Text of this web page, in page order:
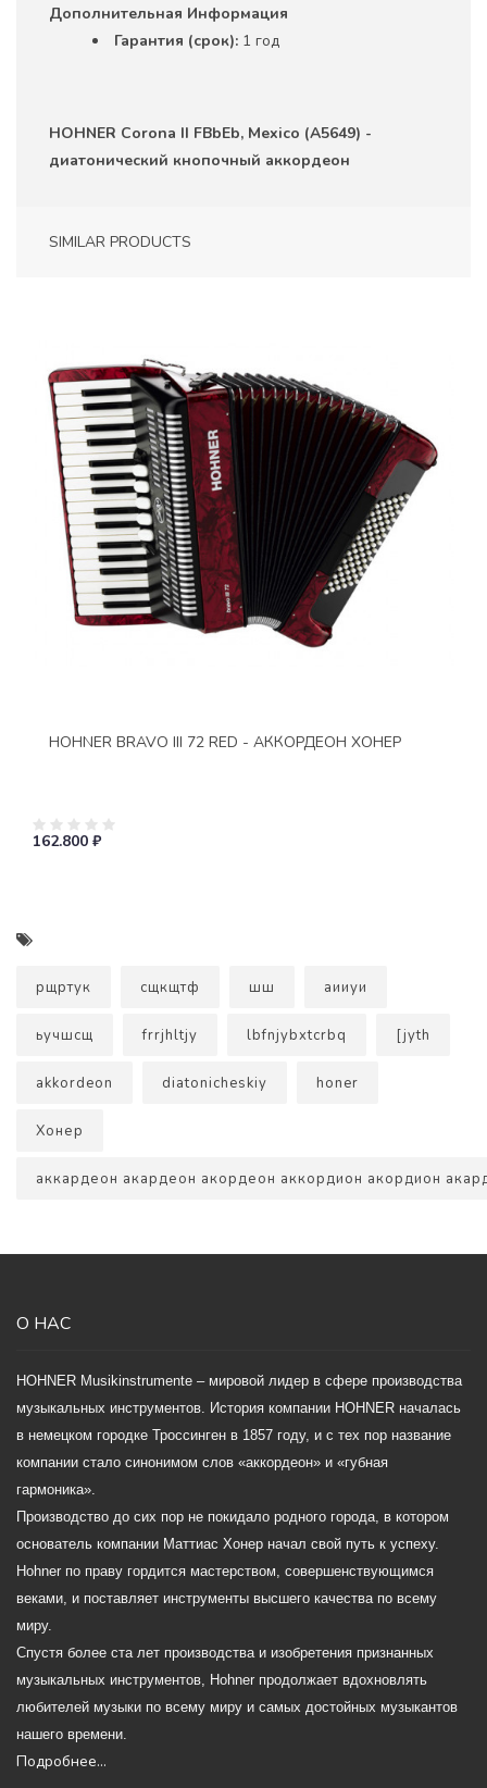
Дополнительная Информация
Гарантия (срок): 1 год
HOHNER Corona II FBbEb, Mexico (A5649) -
диатонический кнопочный аккордеон
SIMILAR PRODUCTS
HOHNER BRAVO III 72 RED - АККОРДЕОН ХОНЕР
162.800 ₽
рщртук сщкщтф шш аииуи
ьучшсщ frrjhltjy lbfnjybxtcrbq [jyth
akkordeon diatonicheskiy honer
Хонер
аккардеон акардеон акордеон аккордион акордион
О НАС
HOHNER Musikinstrumente – мировой лидер в сфере производства
музыкальных инструментов. История компании HOHNER началась
в немецком городке Троссинген в 1857 году, и с тех пор название
компании стало синонимом слов «аккордеон» и «губная
гармоника».
Производство до сих пор не покидало родного города, в котором
основатель компании Маттиас Хонер начал свой путь к успеху.
Hohner по праву гордится мастерством, совершенствующимся
веками, и поставляет инструменты высшего качества по всему
миру.
Спустя более ста лет производства и изобретения признанных
музыкальных инструментов, Hohner продолжает вдохновлять
любителей музыки по всему миру и самых достойных музыкантов
нашего времени.
Подробнее...